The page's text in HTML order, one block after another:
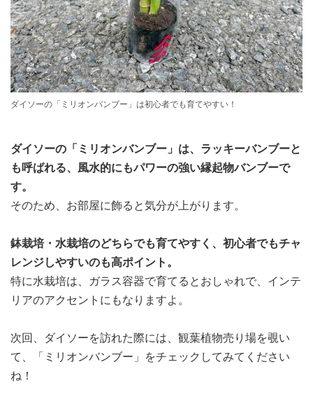
ダイソーの「ミリオンバンブー」は初心者でも育てやすい！
ダイソーの「ミリオンバンブー」は、ラッキーバンブーと
も呼ばれる、風水的にもパワーの強い縁起物バンブーで
す。
そのため、お部屋に飾ると気分が上がります。
鉢栽培・水栽培のどちらでも育てやすく、初心者でもチャ
レンジしやすいのも高ポイント。
特に水栽培は、ガラス容器で育てるとおしゃれで、インテ
リアのアクセントにもなりますよ。
次回、ダイソーを訪れた際には、観葉植物売り場を覗い
て、「ミリオンバンブー」をチェックしてみてください
ね！